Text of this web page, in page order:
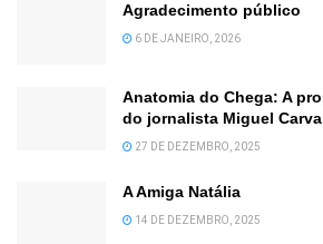
Agradecimento público
6 DE JANEIRO, 2026
Anatomia do Chega: A
do jornalista Miguel
27 DE DEZEMBRO, 2025
A Amiga Natália
14 DE DEZEMBRO, 2025